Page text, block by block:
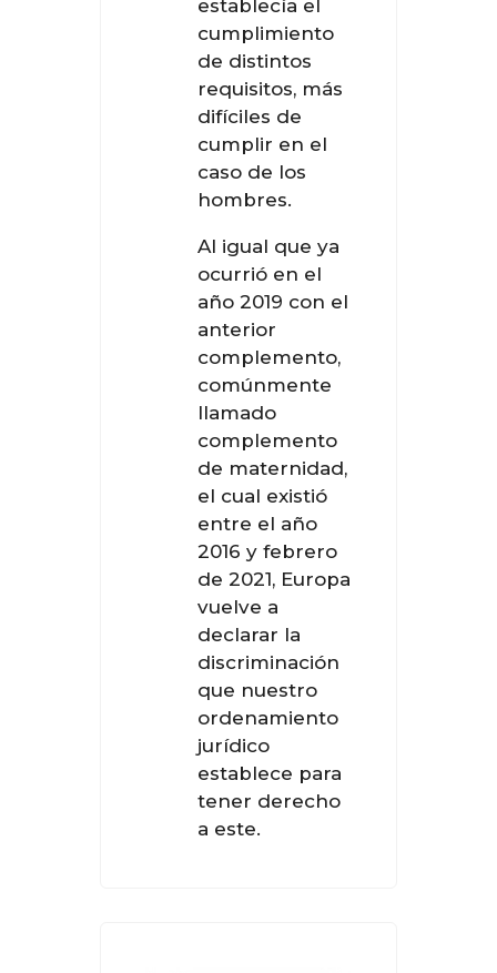
establecía el
cumplimiento
de distintos
requisitos, más
difíciles de
cumplir en el
caso de los
hombres.
Al igual que ya
ocurrió en el
año 2019 con el
anterior
complemento,
comúnmente
llamado
complemento
de maternidad,
el cual existió
entre el año
2016 y febrero
de 2021, Europa
vuelve a
declarar la
discriminación
que nuestro
ordenamiento
jurídico
establece para
tener derecho
a este.